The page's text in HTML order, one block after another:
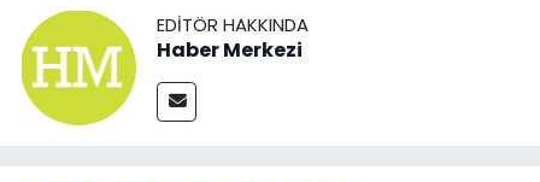
EDITÖR HAKKINDA
Haber Merkezi